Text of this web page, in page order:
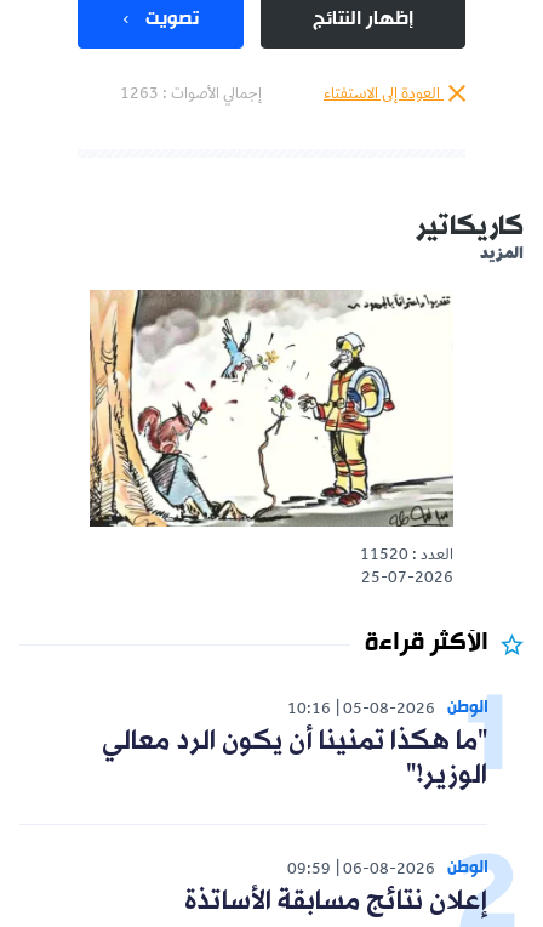
إظهار النتائج تصويت
العودة إلى الاستفتاء إجمالي الأصوات : 1263
كاريكاتير
المزيد
العدد : 11520
25-07-2026
الأكثر قراءة
الوطن 05-08-2026
10:16
"ما هكذا تمنينا أن يكون الرد معالي
الوزير!"
الوطن 06-08-2026
09:59
إعلان نتائج مسابقة الأساتذة